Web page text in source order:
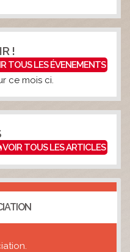
!
TOUS LES ÉVENEMENTS
ce mois ci.
VOIR TOUS LES ARTICLES